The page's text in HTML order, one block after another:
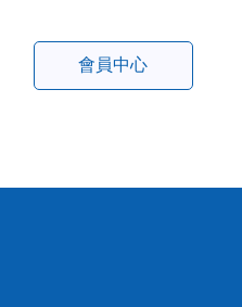
會員中心